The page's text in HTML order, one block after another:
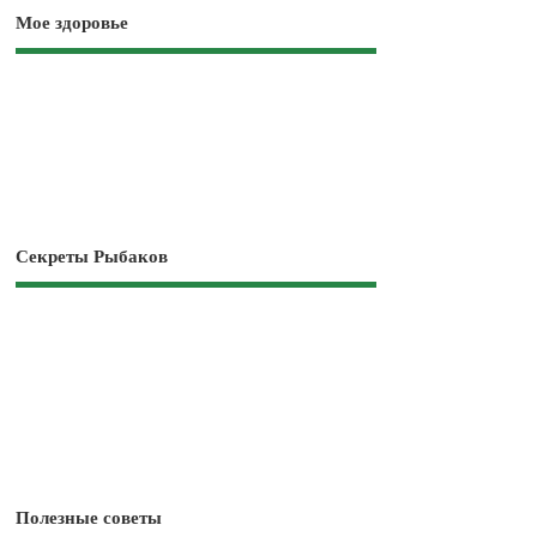
Мое здоровье
Секреты Рыбаков
Полезные советы